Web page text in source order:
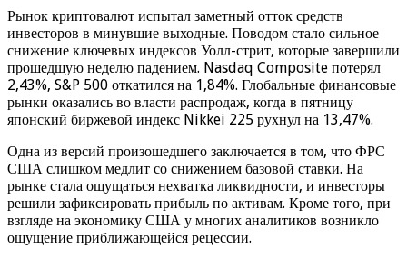
Рынок криптовалют испытал заметный отток средств
инвесторов в минувшие выходные. Поводом стало сильное
снижение ключевых индексов Уолл-стрит, которые завершили
прошедшую неделю падением. Nasdaq Composite потерял
2,43%, S&P 500 откатился на 1,84%. Глобальные финансовые
рынки оказались во власти распродаж, когда в пятницу
японский биржевой индекс Nikkei 225 рухнул на 13,47%.
Одна из версий произошедшего заключается в том, что ФРС
США слишком медлит со снижением базовой ставки. На
рынке стала ощущаться нехватка ликвидности, и инвесторы
решили зафиксировать прибыль по активам. Кроме того, при
взгляде на экономику США у многих аналитиков возникло
ощущение приближающейся рецессии.